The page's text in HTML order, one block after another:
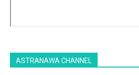
ASTRANAWA CHANNEL